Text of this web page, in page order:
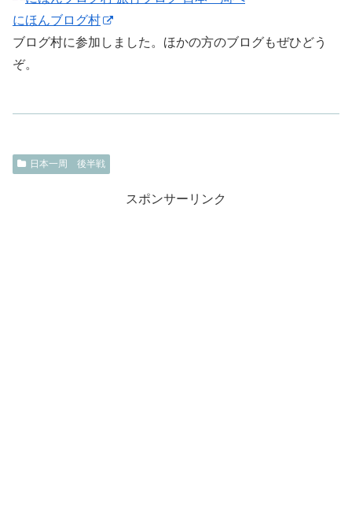
にほんブログ村
ブログ村に参加しました。ほかの方のブログもぜひどう
ぞ。
日本一周 後半戦
スポンサーリンク